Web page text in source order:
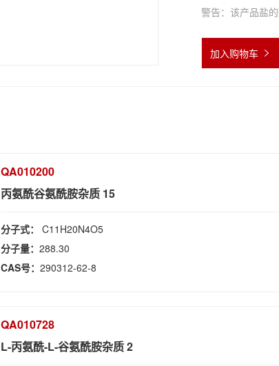
警告：该产品盐
加入购物车
QA010200
丙氨酰谷氨酰胺杂质 15
分子式：C11H20N4O5
分子量：288.30
CAS号：290312-62-8
QA010728
L-丙氨酰-L-谷氨酰胺杂质 2